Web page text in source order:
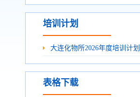
培训计划
大连化物所2026年度培训计划
表格下载